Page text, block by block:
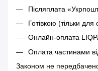
Післяплата
Готівкою (тільки для
Онлайн-оплата
Оплата частинами
Законом не